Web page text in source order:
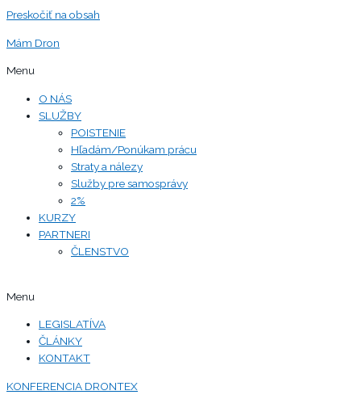
Preskočiť na obsah
Mám Dron
Menu
O NÁS
SLUŽBY
POISTENIE
Hľadám/Ponúkam prácu
Straty a nálezy
Služby pre samosprávy
2%
KURZY
PARTNERI
ČLENSTVO
Menu
LEGISLATÍVA
ČLÁNKY
KONTAKT
KONFERENCIA DRONTEX